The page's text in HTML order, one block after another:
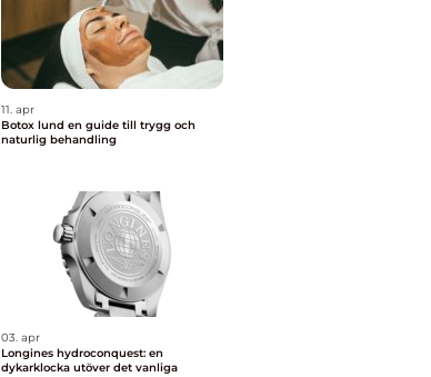
11. apr
Botox lund en guide till trygg och
naturlig behandling
03. apr
Longines hydroconquest: en
dykarklocka utöver det vanliga